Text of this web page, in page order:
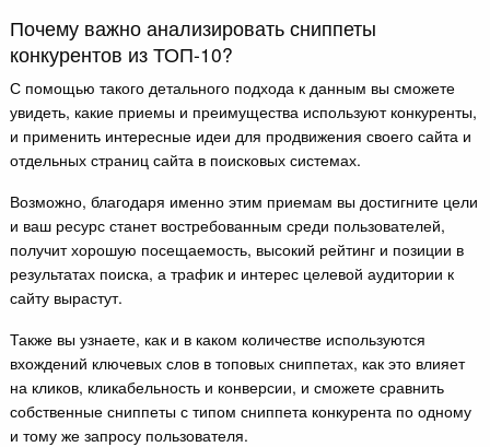
Почему важно анализировать сниппеты
конкурентов из ТОП-10?
С помощью такого детального подхода к данным вы сможете
увидеть, какие приемы и преимущества используют конкуренты,
и применить интересные идеи для продвижения своего сайта и
отдельных страниц сайта в поисковых системах.
Возможно, благодаря именно этим приемам вы достигните цели
и ваш ресурс станет востребованным среди пользователей,
получит хорошую посещаемость, высокий рейтинг и позиции в
результатах поиска, а трафик и интерес целевой аудитории к
сайту вырастут.
Также вы узнаете, как и в каком количестве используются
вхождений ключевых слов в топовых сниппетах, как это влияет
на кликов, кликабельность и конверсии, и сможете сравнить
собственные сниппеты с типом сниппета конкурента по одному
и тому же запросу пользователя.